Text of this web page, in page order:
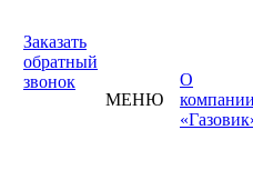
Заказать
обратный
звонок
МЕНЮ
О